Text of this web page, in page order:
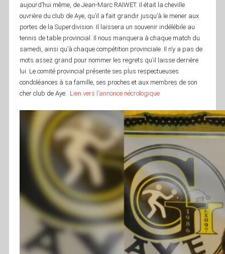
aujourd’hui même, de Jean-Marc RAIWET. Il était la cheville
ouvrière du club de Aye, qu’il a fait grandir jusqu’à le mener aux
portes de la Superdivision. Il laissera un souvenir indélébile au
tennis de table provincial. Il nous manquera à chaque match du
samedi, ainsi qu’à chaque compétition provinciale. Il n’y a pas de
mots assez grand pour nommer les regrets qu’il laisse derrière
lui. Le comité provincial présente ses plus respectueuses
condoléances à sa famille, ses proches et aux membres de son
cher club de Aye. Lien vers l’annonce nécrologique